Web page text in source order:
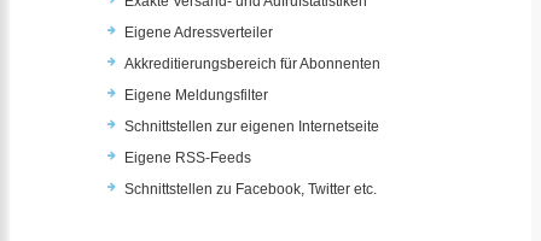
Eigene Adressverteiler
Akkreditierungsbereich für Abonnenten
Eigene Meldungsfilter
Schnittstellen zur eigenen Internetseite
Eigene RSS-Feeds
Schnittstellen zu Facebook, Twitter etc.